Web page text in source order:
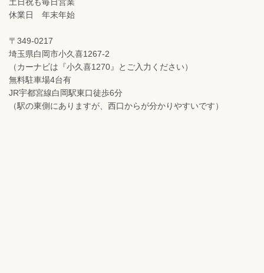
休業日 年末年始
〒349-0217
埼玉県白岡市小久喜1267-2
（カーナビは『小久喜1270』とご入力ください）
無料駐車場4台有
JR宇都宮線白岡駅東口徒歩6分
（駅の東側にありますが、西口からが分かりやすいです）